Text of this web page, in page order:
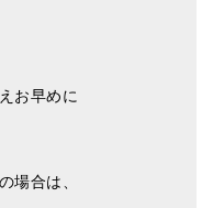
お早めに
場合は、